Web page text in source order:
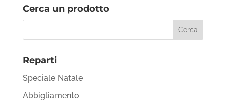
Cerca un prodotto
Reparti
Speciale Natale
Abbigliamento